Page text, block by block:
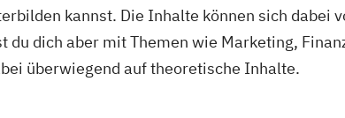
kannst. Die Inhalte können sich dabei
dich aber mit Themen wie Marketing,
überwiegend auf theoretische Inhalte.